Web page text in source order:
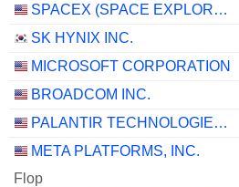
SPACEX (SPACE EXPLORATION TECHNOLOGIES)
SK HYNIX INC.
MICROSOFT CORPORATION
BROADCOM INC.
PALANTIR TECHNOLOGIES INC.
META PLATFORMS, INC.
Flop